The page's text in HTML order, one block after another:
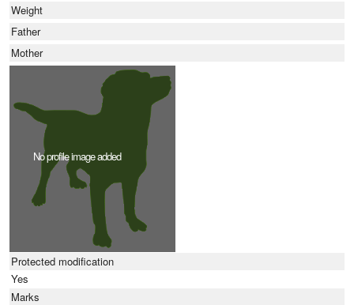
Weight
Father
Mother
No profile image added
Protected modification
Yes
Marks